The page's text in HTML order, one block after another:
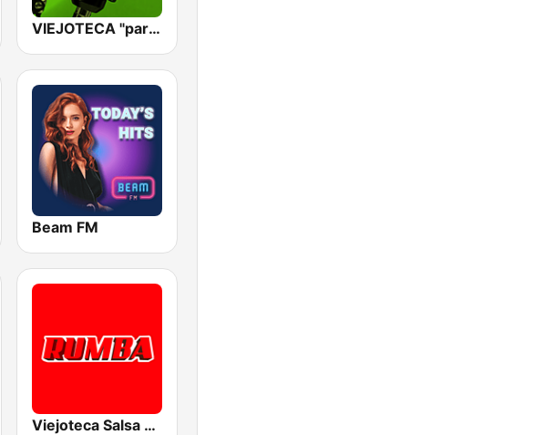
VIEJOTECA "para Beber y Gozar"
Beam FM
Viejoteca Salsa Merengue Tropical